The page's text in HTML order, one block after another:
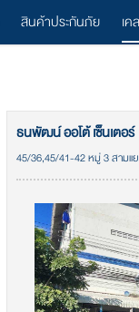
สินค้าประกันภัย เค
ธนพัฒน์ ออโต้ เซ็นเตอร์
45/36,45/41-42 หมู่ 3 สามแ